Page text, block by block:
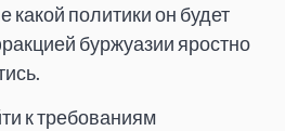
какой политики он будет
буржуазии яростно
к требованиям